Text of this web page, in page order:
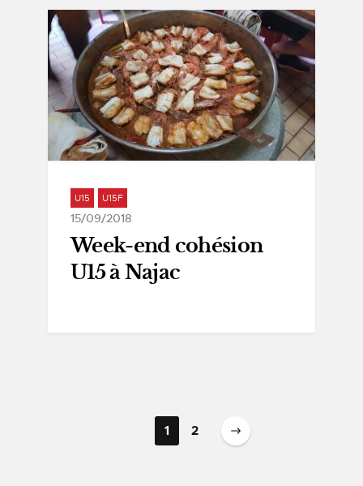
U15 U15F
15/09/2018
Week-end cohésion
U15 à Najac
1 2